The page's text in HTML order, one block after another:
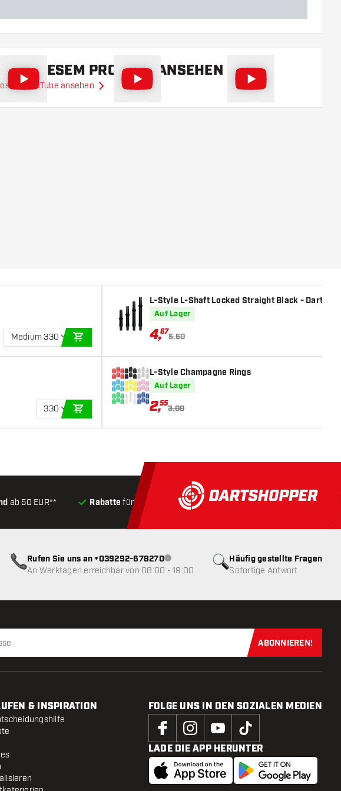
ZU DIESEM PRODUKT ANSEHEN
auf YouTube ansehen
Medium 330
IN DEN WARENKORB
330
IN DEN WARENKORB
L-Style L-Shaft Locked Straight Black - Dart
Auf Lager
4,67
5,50
L-Style Champagne Rings
Auf Lager
2,55
3,00
ab 50 EUR** Rabatte für Kunden Produkte auf Lager, Versand
Häufig gestellte Fragen
Sofortige Antwort
Rufen Sie uns an +039292-678270Kundenservice nicht verfügbar
An Werktagen erreichbar von 08:00 - 19:00
Jetzt für
ABONNIEREN!
& INSPIRATION FOLGE UNS IN DEN SOZIALEN MEDIEN
LADE DIE APP HERUNTER